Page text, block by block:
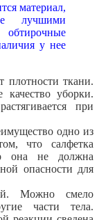
материал,
лучшими
обтирочные
у нее
плотности ткани.
уборки.
при
одно из
что салфетка
она не должна
опасности для
Можно смело
части тела.